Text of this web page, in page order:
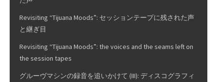
Revisiting “Tijuana Moods”: セッションテープに残された声
と継ぎ目
Revisiting “Tijuana Moods”: the voices and the seams left on
the session tapes
グルーヴマシンの録音を追いかけて (III): ディスコグラフィ